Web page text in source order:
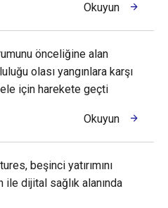
Okuyun
önceliğine alan
olası yangınlara karşı
için harekete geçti
Okuyun
beşinci yatırımını
ile dijital sağlık alanında